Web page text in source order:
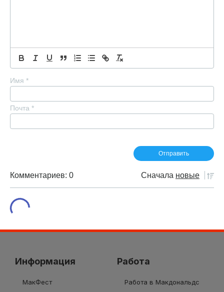
Имя *
Почта *
Комментариев: 0 Сначала новые
Информация
МакФест
Работа
Работа в Макдональдс